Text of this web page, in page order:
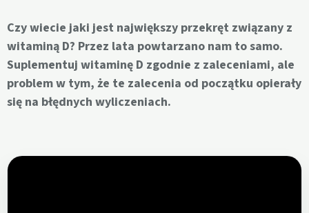
Czy wiecie jaki jest największy przekręt związany z
witaminą D? Przez lata powtarzano nam to samo.
Suplementuj witaminę D zgodnie z zaleceniami, ale
problem w tym, że te zalecenia od początku opierały
się na błędnych wyliczeniach.